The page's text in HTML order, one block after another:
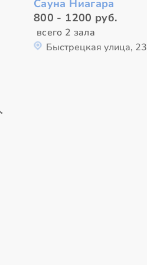
Сауна Ниагара
800 - 1200 руб.
всего 2 зала
Быстрецкая улица, 23